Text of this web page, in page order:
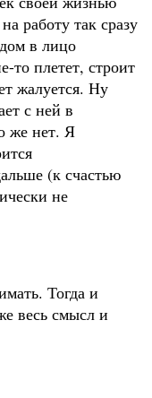
работу так сразу
в лицо
то плетет, строит
жалуется. Ну
с ней в
же нет. Я
(к счастью
не
Тогда и
весь смысл и